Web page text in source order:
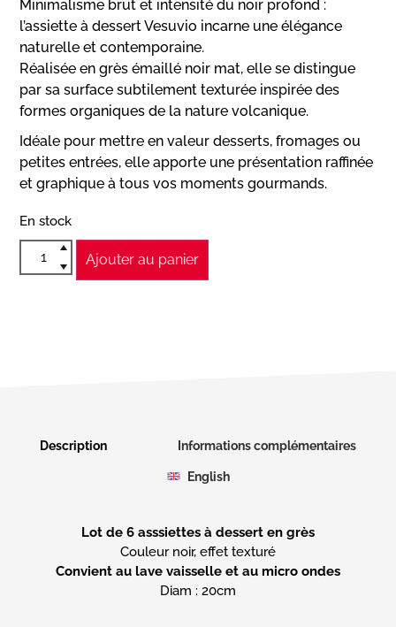
Minimalisme brut et intensité du noir profond :
l’assiette à dessert Vesuvio incarne une élégance
naturelle et contemporaine.
Réalisée en grès émaillé noir mat, elle se distingue
par sa surface subtilement texturée inspirée des
formes organiques de la nature volcanique.
Idéale pour mettre en valeur desserts, fromages ou
petites entrées, elle apporte une présentation raffinée
et graphique à tous vos moments gourmands.
En stock
Ajouter au panier
Description Informations complémentaires
English
Lot de 6 asssiettes à dessert en grès
Convient au lave vaisselle et au micro ondes
Diam : 20cm